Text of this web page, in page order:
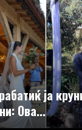
ја
Ова...